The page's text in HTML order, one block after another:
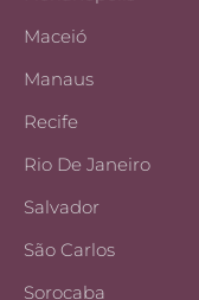
Maceió
Manaus
Recife
Rio De Janeiro
Salvador
São Carlos
Sorocaba